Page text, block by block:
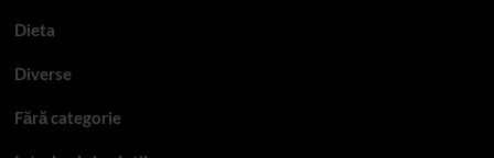
Dieta
Diverse
Fără categorie